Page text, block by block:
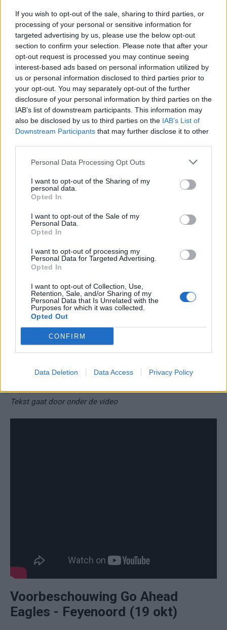
If you wish to opt-out of the sale, sharing to third parties, or
processing of your personal or sensitive information for
targeted advertising by us, please use the below opt-out
section to confirm your selection. Please note that after your
opt-out request is processed you may continue seeing
interest-based ads based on personal information utilized by
us or personal information disclosed to third parties prior to
your opt-out. You may separately opt-out of the further
disclosure of your personal information by third parties on the
IAB’s list of downstream participants. This information may
also be disclosed by us to third parties on the IAB’s List of
Downstream Participants that may further disclose it to other
Personal Data Processing Opt Outs
I want to opt-out of the Sharing of my
personal data.
Opted In
I want to opt-out of the Sale of my
Personal Data.
Opted In
I want to opt-out of processing my
Personal Data for Targeted Advertising.
Opted In
I want to opt-out of Collection, Use,
Retention, Sale, and/or Sharing of my
Personal Data that Is Unrelated with the
Purposes for which it was collected.
Opted Out
CONFIRM
Data Deletion Data Access Privacy Policy
Na rust bleef Feyenoord de baas op het veld. Ayase Ueda
maakte het vierde doelpunt na een mooie aanval van de
Rotterdammers, waarbij Osman opnieuw een belangrijke rol
speelde. Trainer Priske besloot vervolgens enkele van zijn
sterkhouders rust te geven met het oog op het Champions
League-duel tegen Benfica. Invaller Julián Carranza wist in de
slotfase ook nog zijn eerste doelpunt voor Feyenoord te
maken, op aangeven van Hwang In-beom.
Go Ahead Eagles wist nog wel de eer te redden via invaller
Feyenoord-doelman Timon Wellenreuther plaatste. Dit
doelpunt was echter slechts voor de statistieken, aangezien
Feyenoord het duel volledig onder controle had.
Met deze dominante overwinning tankt Feyenoord vertrouwen
voor de komende uitdaging: een zware uitwedstrijd tegen
Benfica in de Champions League, waar ze oud-aanvoerder
Samenvatting Go Ahead Eagles-
Feyenoord 1-5, alle goals,
doelpunten
Osman, Milambo, Timber, Ueda en Carranza maakten de
doelpunten voor Feyenoord. Zo scoorden de Rotterdammers
via spelers van 4 verschillende continenten.
Tekst gaat door onder de video
Voorbeschouwing Go Ahead
Eagles - Feyenoord (19 okt)